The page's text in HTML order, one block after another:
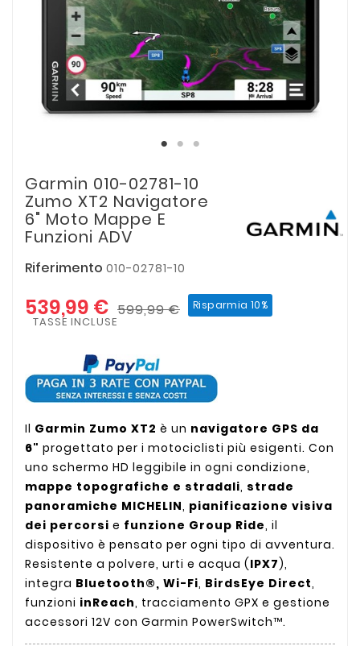
Garmin 010-02781-10
Zumo XT2 Navigatore
6" Moto Mappe E
Funzioni ADV
Riferimento 010-02781-10
539,99 € 599,99 € Risparmia 10%
TASSE INCLUSE
Il Garmin Zumo XT2 è un navigatore GPS da
6" progettato per i motociclisti più esigenti. Con
uno schermo HD leggibile in ogni condizione,
mappe topografiche e stradali, strade
panoramiche MICHELIN, pianificazione visiva
dei percorsi e funzione Group Ride, il
dispositivo è pensato per ogni tipo di avventura.
Resistente a polvere, urti e acqua (IPX7),
integra Bluetooth®, Wi-Fi, BirdsEye Direct,
funzioni inReach, tracciamento GPX e gestione
accessori 12V con Garmin PowerSwitch™.